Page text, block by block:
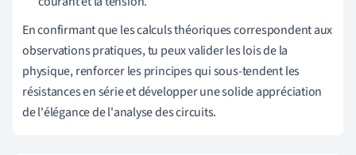
En confirmant que les calculs théoriques correspondent aux
observations pratiques, tu peux valider les lois de la
physique, renforcer les principes qui sous-tendent les
résistances en série et développer une solide appréciation
de l'élégance de l'analyse des circuits.